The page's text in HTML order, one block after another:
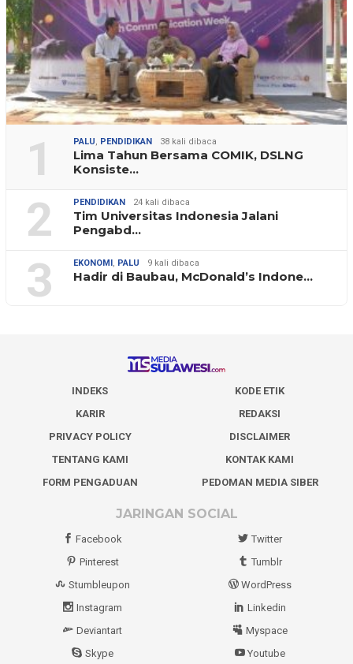
1 PALU, PENDIDIKAN 38 kali dibaca
Lima Tahun Bersama COMIK, DSLNG
Konsiste…
2 PENDIDIKAN 24 kali dibaca
Tim Universitas Indonesia Jalani
Pengabd…
3 EKONOMI, PALU 9 kali dibaca
Hadir di Baubau, McDonald’s Indone…
INDEKS
KODE ETIK
KARIR
REDAKSI
PRIVACY POLICY
DISCLAIMER
TENTANG KAMI
KONTAK KAMI
FORM PENGADUAN
PEDOMAN MEDIA SIBER
JARINGAN SOCIAL
Facebook
Twitter
Pinterest
Tumblr
Stumbleupon
WordPress
Instagram
Linkedin
Deviantart
Myspace
Skype
Youtube